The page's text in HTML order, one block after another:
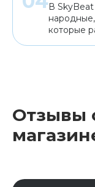
В
которые
Отзывы